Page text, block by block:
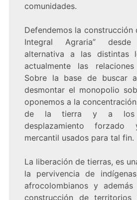
comunidades.
Defendemos la construcción
Integral Agraria”
alternativa a las distintas
actualmente las
Sobre la base de buscar
desmontar el monopolio
oponemos a la
de la tierra y a los
desplazamiento
mercantil usados para tal fin.
La liberación de tierras, es
la pervivencia de
afrocolombianos y
construcción de